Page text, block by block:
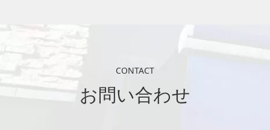
CONTACT
お問い合わせ